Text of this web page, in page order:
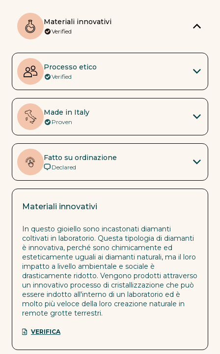
Materiali innovativi
Verified
Processo etico
Verified
Made in Italy
Proven
Fatto su ordinazione
Declared
Materiali innovativi
In questo gioiello sono incastonati diamanti
coltivati in laboratorio. Questa tipologia di diamanti
è innovativa, perché sono chimicamente ed
esteticamente uguali ai diamanti naturali, ma il loro
impatto a livello ambientale e sociale è
drasticamente ridotto. Vengono prodotti attraverso
un innovativo processo di cristallizzazione che può
essere indotto all'interno di un laboratorio ed è
molto più veloce della loro creazione naturale in
remote grotte terrestri.
VERIFICA